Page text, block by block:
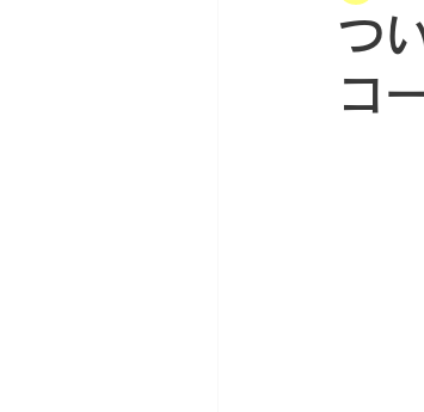
新サロン移転への
つ
コ